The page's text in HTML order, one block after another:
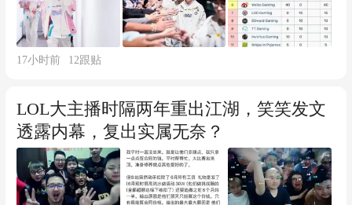
17小时前 12跟贴
LOL大主播时隔两年重出江湖，笑笑发文
透露内幕，复出实属无奈？